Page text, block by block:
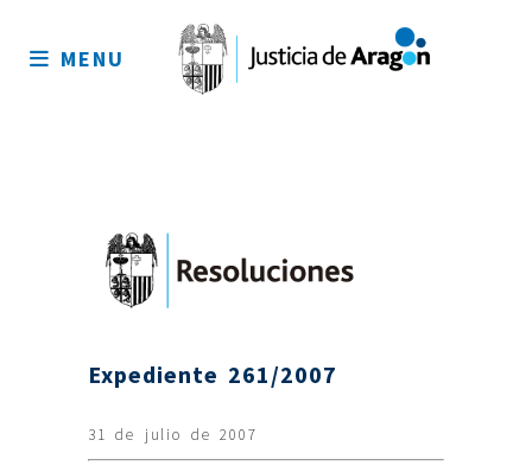
sitio
MENU
Expediente 261/2007
31 de julio de 2007